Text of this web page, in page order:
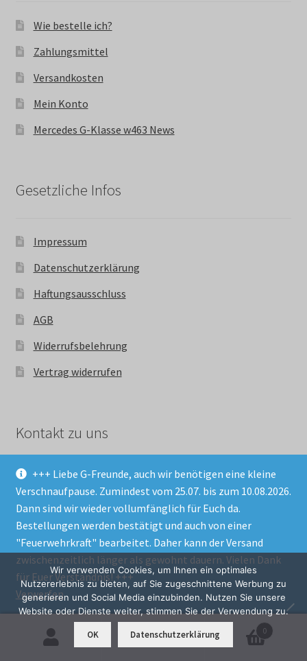
+++ Liebe G-Freunde, auch wir benötigen eine kleine
Verschnaufpause. Zumindest vom 25.07. bis zum 10.08.2026.
Dann sind wir wieder vollumfänglich für Euch da.
Bestellungen werden bestätigt und auch von einer
"Feuerwehrkraft" bearbeitet. Daher kann der Versand
zwischenzeitlich länger als gewohnt dauern. Vielen Dank
für Euer Verständnis! +++
Verwerfen
Wie bestelle ich?
Zahlungsmittel
Versandkosten
Mein Konto
Mercedes G-Klasse w463 News
Gesetzliche Infos
Impressum
Datenschutzerklärung
Haftungsausschluss
AGB
Widerrufsbelehrung
Vertrag widerrufen
Kontakt zu uns
gparts24.com
Sieversdamm 5d
30916 Isernhagen
info[ä]gparts24.com
Tel: 015.75-875.88.51
G-Klasse News
0
Wir verwenden Cookies, um Ihnen ein optimales
Nutzererlebnis zu bieten, auf Sie zugeschnittene Werbung zu
generieren und Social Media einzubinden. Nutzen Sie unsere
Website oder Dienste weiter, stimmen Sie der Verwendung zu.
OK Datenschutzerklärung